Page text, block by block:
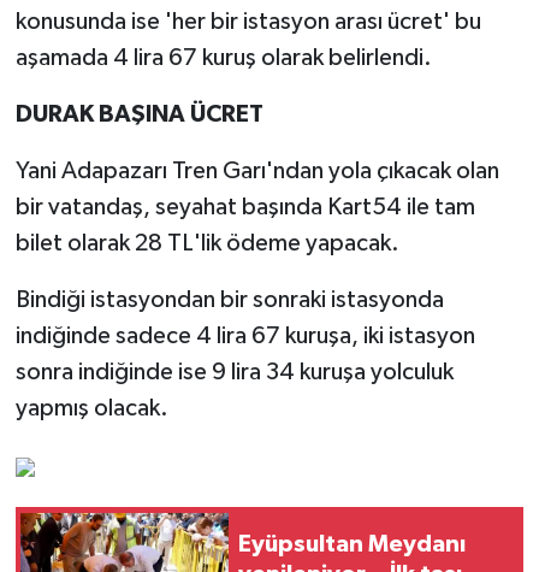
konusunda ise 'her bir istasyon arası ücret' bu
aşamada 4 lira 67 kuruş olarak belirlendi.
DURAK BAŞINA ÜCRET
Yani Adapazarı Tren Garı'ndan yola çıkacak olan
bir vatandaş, seyahat başında Kart54 ile tam
bilet olarak 28 TL'lik ödeme yapacak.
Bindiği istasyondan bir sonraki istasyonda
indiğinde sadece 4 lira 67 kuruşa, iki istasyon
sonra indiğinde ise 9 lira 34 kuruşa yolculuk
yapmış olacak.
Eyüpsultan Meydanı